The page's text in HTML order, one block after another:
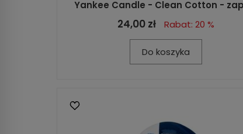
Yankee Candle - Clean Cotton -
24,00 zł Rabat: 20 %
Do koszyka